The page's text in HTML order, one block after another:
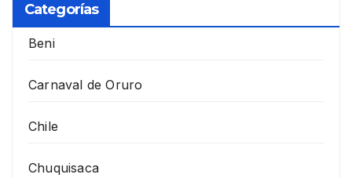
Categorías
Beni
Carnaval de Oruro
Chile
Chuquisaca